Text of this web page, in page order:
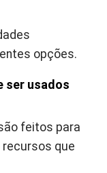
opções.
ser usados
feitos para
que